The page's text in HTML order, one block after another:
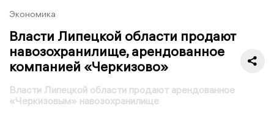
Экономика
Власти Липецкой области продают
навозохранилище, арендованное
компанией «Черкизово»
Власти Липецкой области продают арендованное
«Черкизовым» навозохранилище